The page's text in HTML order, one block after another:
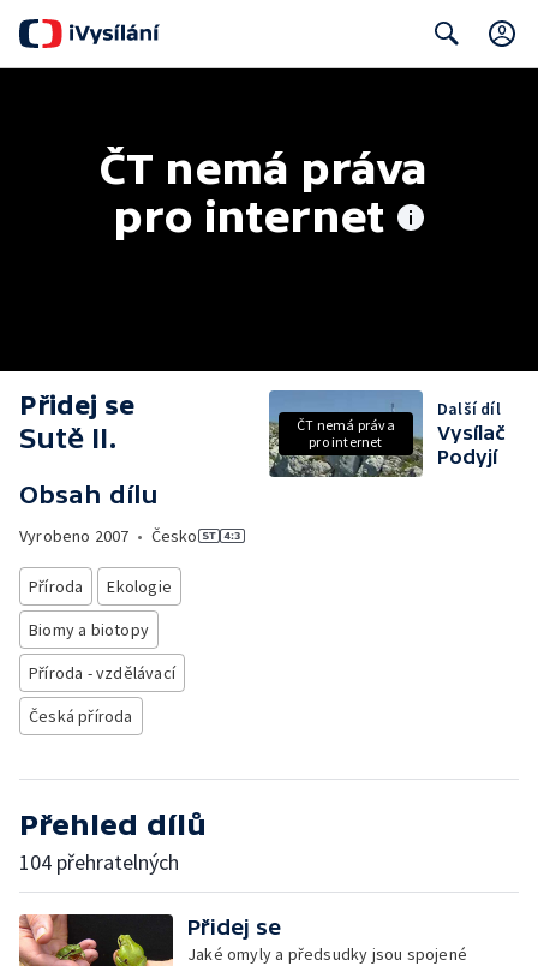
ČT nemá práva
pro internet
Přidej se
Sutě II.
Obsah dílu
Vyrobeno 2007 • Česko
Příroda
Ekologie
Biomy a biotopy
Příroda - vzdělávací
Česká příroda
ČT nemá práva
pro internet
Další díl
Vysílač
Podyjí
Přehled dílů
104 přehratelných
Přidej se
Jaké omyly a předsudky jsou spojené